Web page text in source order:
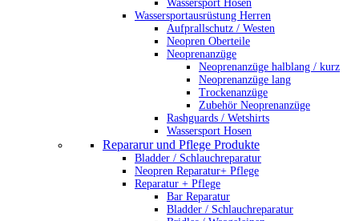
Wassersport Hosen
Wassersportausrüstung Herren
Aufprallschutz / Westen
Neopren Oberteile
Neoprenanzüge
Neoprenanzüge halblang / kurz
Neoprenanzüge lang
Trockenanzüge
Zubehör Neoprenanzüge
Rashguards / Wetshirts
Wassersport Hosen
Repararur und Pflege Produkte
Bladder / Schlauchreparatur
Neopren Reparatur+ Pflege
Reparatur + Pflege
Bar Reparatur
Bladder / Schlauchreparatur